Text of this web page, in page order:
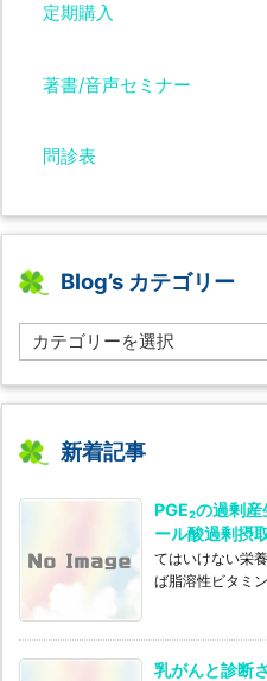
定期購入
著書/音声セミナー
問診表
Blog’s カテゴリー
l
g’s
テ
リ
新着記事
PGE₂の過剰
ール酸過剰摂
てはいけない栄
ば脂溶性ビタミ
乳がんと診断